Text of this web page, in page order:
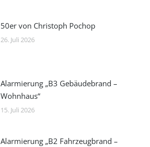
50er von Christoph Pochop
26. Juli 2026
Alarmierung „B3 Gebäudebrand –
Wohnhaus“
15. Juli 2026
Alarmierung „B2 Fahrzeugbrand –